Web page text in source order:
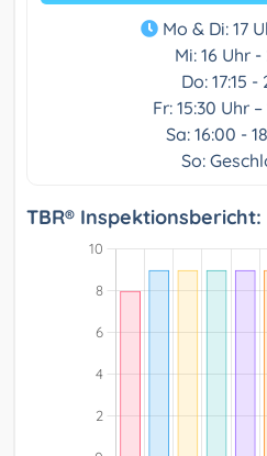
Mo & Di: 17
Mi: 16 Uhr
Do: 17:15 -
Fr: 15:30 Uhr
Sa: 16:00 -
So:
TBR® Inspektionsbericht: